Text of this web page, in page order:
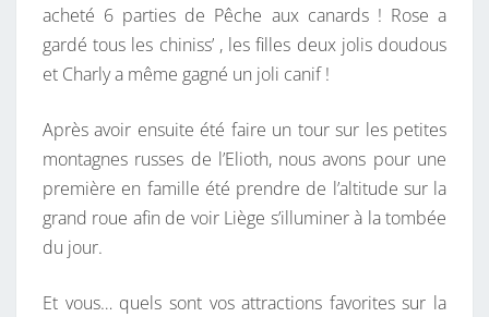
acheté 6 parties de Pêche aux canards ! Rose a
gardé tous les chiniss’ , les filles deux jolis doudous
et Charly a même gagné un joli canif !
Après avoir ensuite été faire un tour sur les petites
montagnes russes de l’Elioth, nous avons pour une
première en famille été prendre de l’altitude sur la
grand roue afin de voir Liège s’illuminer à la tombée
du jour.
Et vous… quels sont vos attractions favorites sur la